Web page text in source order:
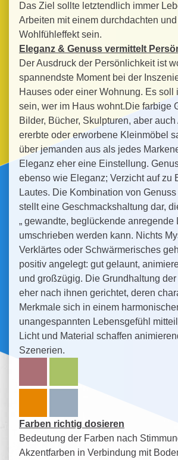
Das Ziel sollte letztendlich immer
Arbeiten mit einem durchdachten
Wohlfühleffekt sein.
Eleganz & Genuss vermittelt
Der Ausdruck der Persönlichkeit ist
spannendste Moment bei der
Hauses oder einer Wohnung. Es soll
sein, wer im Haus wohnt.Die farbige
Bilder, Bücher, Skulpturen, aber
ererbte oder erworbene Kleinmöbel
über jemanden aus als jedes
Eleganz eher eine Einstellung.
ebenso wie Eleganz; Verzicht auf zu
Lautes. Die Kombination von
stellt eine Geschmackshaltung dar,
„ gewandte, beglückende anregende
umschrieben werden kann. Nichts
Verklärtes oder Schwärmerisches
positiv angelegt: gut gelaunt,
und großzügig. Die Grundhaltung
eher nach ihnen gerichtet, deren
Merkmale sich in einem
unangespannten Lebensgefühl
Licht und Material schaffen
Szenerien.
Farben richtig dosieren
Bedeutung der Farben nach
Akzentfarben in Verbindung mit